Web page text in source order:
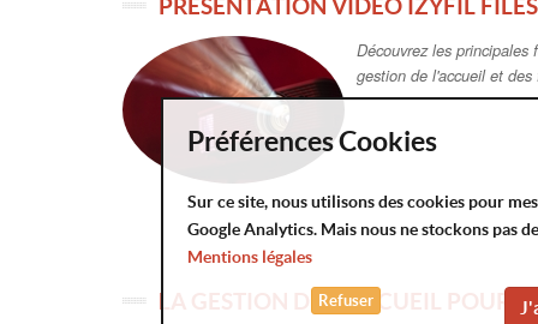
By
AKCMS 2026 version 2.8.0.23450
Préférences Cookies
Sur ce site, nous utilisons des cookies pour
Google Analytics. Mais nous ne stockons pas
Mentions légales
Refuser